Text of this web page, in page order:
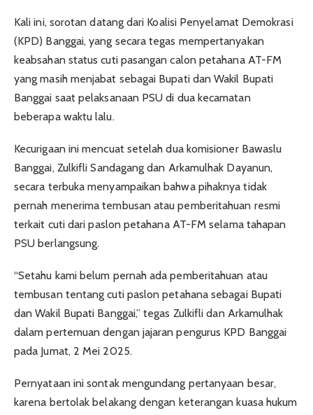
Kali ini, sorotan datang dari Koalisi Penyelamat Demokrasi
(KPD) Banggai, yang secara tegas mempertanyakan
keabsahan status cuti pasangan calon petahana AT-FM
yang masih menjabat sebagai Bupati dan Wakil Bupati
Banggai saat pelaksanaan PSU di dua kecamatan
beberapa waktu lalu.
Kecurigaan ini mencuat setelah dua komisioner Bawaslu
Banggai, Zulkifli Sandagang dan Arkamulhak Dayanun,
secara terbuka menyampaikan bahwa pihaknya tidak
pernah menerima tembusan atau pemberitahuan resmi
terkait cuti dari paslon petahana AT-FM selama tahapan
PSU berlangsung.
“Setahu kami belum pernah ada pemberitahuan atau
tembusan tentang cuti paslon petahana sebagai Bupati
dan Wakil Bupati Banggai,” tegas Zulkifli dan Arkamulhak
dalam pertemuan dengan jajaran pengurus KPD Banggai
pada Jumat, 2 Mei 2025.
Pernyataan ini sontak mengundang pertanyaan besar,
karena bertolak belakang dengan keterangan kuasa hukum